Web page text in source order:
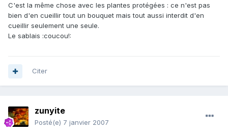
C'est la même chose avec les plantes protégées : ce n'est pas
bien d'en cueillir tout un bouquet mais tout aussi interdit d'en
cueillir seulement une seule.
Le sablais :coucou!:
Citer
zunyite
Posté(e) 7 janvier 2007